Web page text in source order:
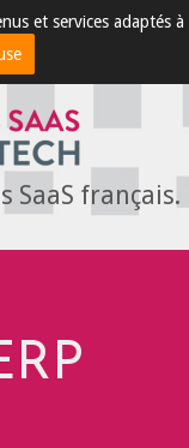
et services adaptés
SaaS français.